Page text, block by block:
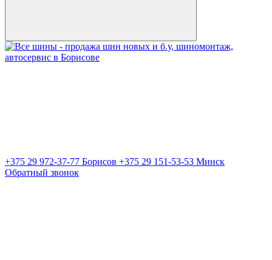
+375 29 972-37-77 Борисов +375 29 151-53-53 Минск
Обратный звонок